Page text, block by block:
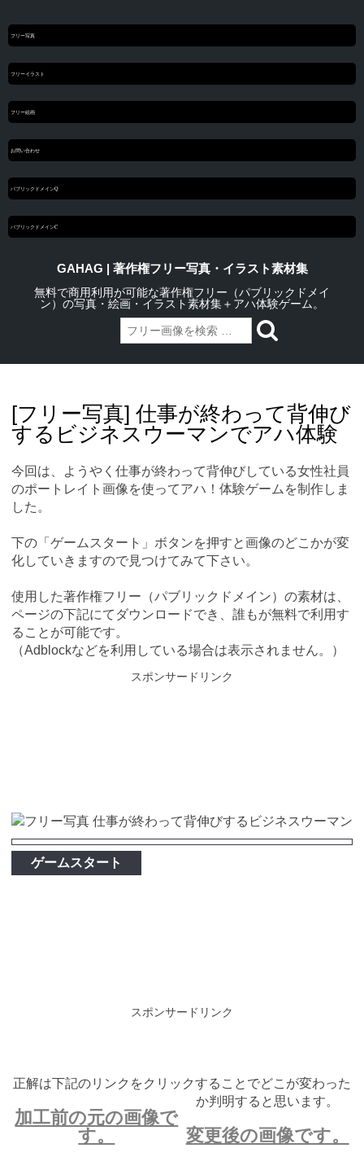
フリー写真
フリーイラスト
フリー絵画
お問い合わせ
パブリックドメインQ
パブリックドメインC
GAHAG | 著作権フリー写真・イラスト素材集
無料で商用利用が可能な著作権フリー（パブリックドメイ
ン）の写真・絵画・イラスト素材集＋アハ体験ゲーム。
content[フリー写真] 仕事が終わって背伸び
するビジネスウーマンでアハ体験
今回は、ようやく仕事が終わって背伸びしている女性社員
のポートレイト画像を使ってアハ！体験ゲームを制作しま
した。
下の「ゲームスタート」ボタンを押すと画像のどこかが変
化していきますので見つけてみて下さい。
使用した著作権フリー（パブリックドメイン）の素材は、
ページの下記にてダウンロードでき、誰もが無料で利用す
ることが可能です。
（Adblockなどを利用している場合は表示されません。）
スポンサードリンク
ゲームスタート
スポンサードリンク
正解は下記のリンクをクリックすることでどこが変わった
か判明すると思います。
加工前の元の画像で
す。
変更後の画像です。